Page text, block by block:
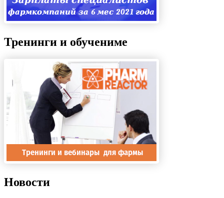
Тренинги и обучениме
Новости